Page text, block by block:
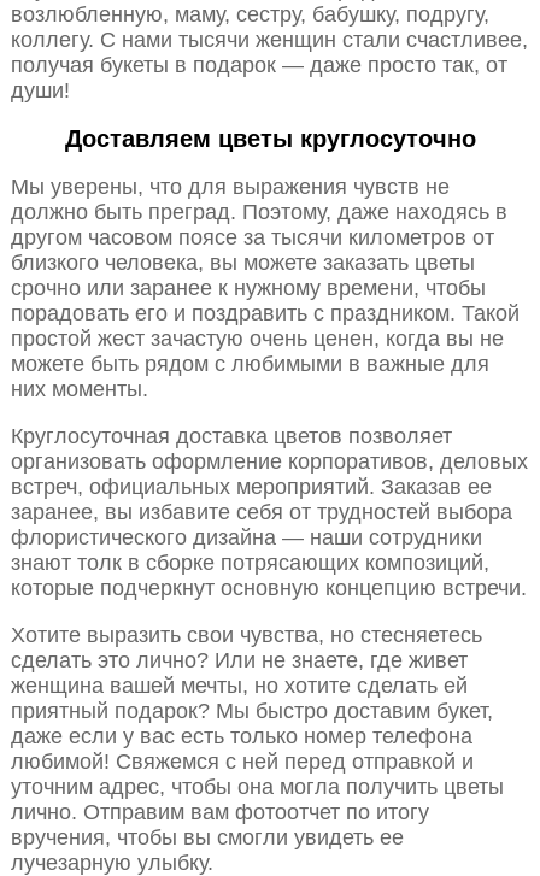
возлюбленную, маму, сестру, бабушку, подругу,
коллегу. С нами тысячи женщин стали счастливее,
получая букеты в подарок — даже просто так, от
души!
Доставляем цветы круглосуточно
Мы уверены, что для выражения чувств не
должно быть преград. Поэтому, даже находясь в
другом часовом поясе за тысячи километров от
близкого человека, вы можете заказать цветы
срочно или заранее к нужному времени, чтобы
порадовать его и поздравить с праздником. Такой
простой жест зачастую очень ценен, когда вы не
можете быть рядом с любимыми в важные для
них моменты.
Круглосуточная доставка цветов позволяет
организовать оформление корпоративов, деловых
встреч, официальных мероприятий. Заказав ее
заранее, вы избавите себя от трудностей выбора
флористического дизайна — наши сотрудники
знают толк в сборке потрясающих композиций,
которые подчеркнут основную концепцию встречи.
Хотите выразить свои чувства, но стесняетесь
сделать это лично? Или не знаете, где живет
женщина вашей мечты, но хотите сделать ей
приятный подарок? Мы быстро доставим букет,
даже если у вас есть только номер телефона
любимой! Свяжемся с ней перед отправкой и
уточним адрес, чтобы она могла получить цветы
лично. Отправим вам фотоотчет по итогу
вручения, чтобы вы смогли увидеть ее
лучезарную улыбку.